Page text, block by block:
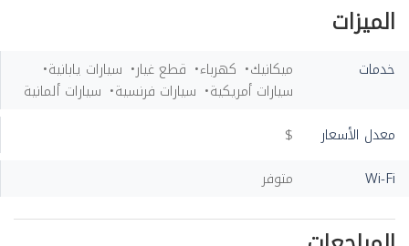
الميزات
خدمات ميكانيك كهرباء قطع غيار
سيارات يابانية
سيارات أمريكية
سيارات فرنسية
سيارات ألمانية
معدل الأسعار
$
Wi-Fi
متوفر